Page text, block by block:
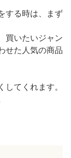
する時は、まず
買いたいジャン
せた人気の商品
してくれます。